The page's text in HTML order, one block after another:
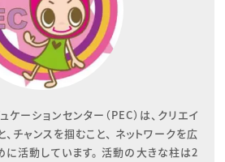
ケーションセンター（PEC）は、クリエイ
チャンスを掴むこと、 ネットワークを広
に活動しています。 活動の大きな柱は2